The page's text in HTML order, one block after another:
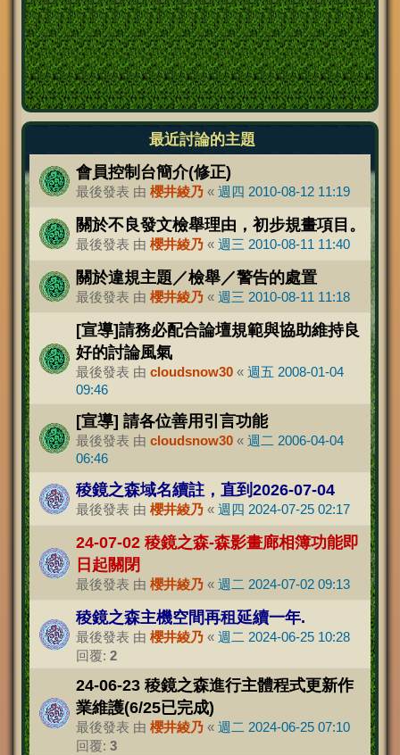
最近討論的主題
會員控制台簡介(修正)
最後發表 由 櫻井綾乃 « 週四 2010-08-12 11:19
關於不良發文檢舉理由，初步規畫項目。
最後發表 由 櫻井綾乃 « 週三 2010-08-11 11:40
關於違規主題／檢舉／警告的處置
最後發表 由 櫻井綾乃 « 週三 2010-08-11 11:18
[宣導]請務必配合論壇規範與協助維持良
好的討論風氣
最後發表 由 cloudsnow30 « 週五 2008-01-04
09:46
[宣導] 請各位善用引言功能
最後發表 由 cloudsnow30 « 週二 2006-04-04
06:46
稜鏡之森域名續註，直到2026-07-04
最後發表 由 櫻井綾乃 « 週四 2024-07-25 02:17
24-07-02 稜鏡之森-森影畫廊相簿功能即
日起關閉
最後發表 由 櫻井綾乃 « 週二 2024-07-02 09:13
稜鏡之森主機空間再租延續一年.
最後發表 由 櫻井綾乃 « 週二 2024-06-25 10:28
回覆: 2
24-06-23 稜鏡之森進行主體程式更新作
業維護(6/25已完成)
最後發表 由 櫻井綾乃 « 週二 2024-06-25 07:10
回覆: 3